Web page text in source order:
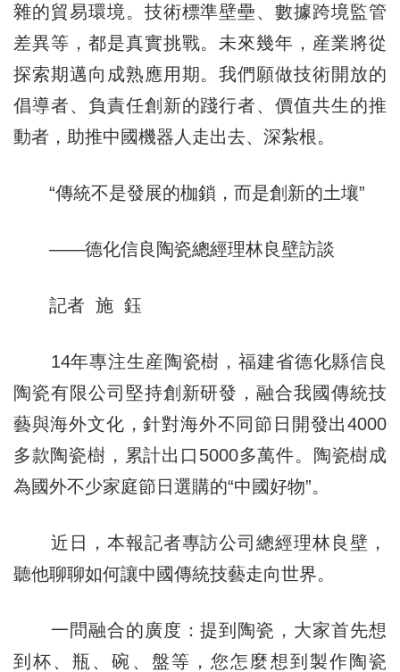
雜的貿易環境。技術標準壁壘、數據跨境監管
差異等，都是真實挑戰。未來幾年，産業將從
探索期邁向成熟應用期。我們願做技術開放的
倡導者、負責任創新的踐行者、價值共生的推
動者，助推中國機器人走出去、深紮根。
“傳統不是發展的枷鎖，而是創新的土壤”
——德化信良陶瓷總經理林良壁訪談
記者 施 鈺
14年專注生産陶瓷樹，福建省德化縣信良
陶瓷有限公司堅持創新研發，融合我國傳統技
藝與海外文化，針對海外不同節日開發出4000
多款陶瓷樹，累計出口5000多萬件。陶瓷樹成
為國外不少家庭節日選購的“中國好物”。
近日，本報記者專訪公司總經理林良壁，
聽他聊聊如何讓中國傳統技藝走向世界。
一問融合的廣度：提到陶瓷，大家首先想
到杯、瓶、碗、盤等，您怎麼想到製作陶瓷